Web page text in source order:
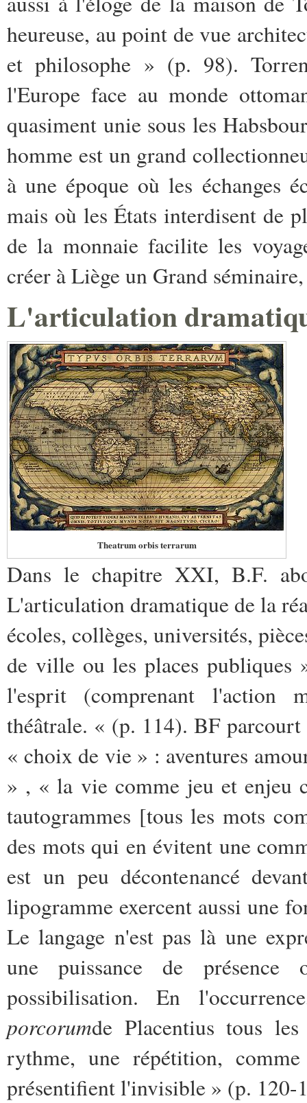
heureuse, au point de vue
et philosophe » (p. 98).
l'Europe face au monde
quasiment unie sous les
homme est un grand
à une époque où les échanges
mais où les États interdisent de
de la monnaie facilite les
créer à Liège un Grand
L'articulation
Theatrum orbis terrarum
Dans le chapitre XXI, B.F.
L'articulation dramatique de la
écoles, collèges, universités,
de ville ou les places
l'esprit (comprenant l'action
théâtrale. « (p. 114). BF
« choix de vie » : aventures
» , « la vie comme jeu et enjeu
tautogrammes [tous les mots
des mots qui en évitent une
est un peu décontenancé
lipogramme exercent aussi une
Le langage n'est pas là une
une puissance de
possibilisation. En
porcorumde Placentius tous
rythme, une répétition,
présentifient l'invisible » (p. 120-